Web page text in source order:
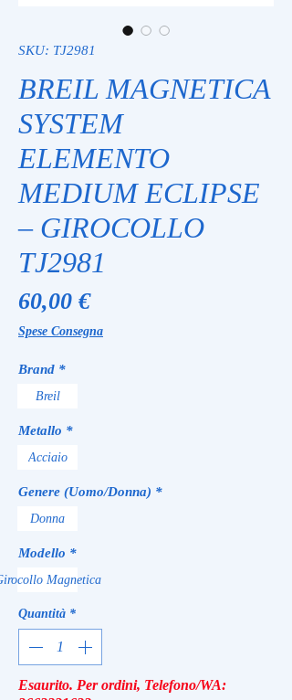
SKU: TJ2981
BREIL MAGNETICA
SYSTEM
ELEMENTO
MEDIUM ECLIPSE
– GIROCOLLO
TJ2981
60,00 €Prezzo
Spese Consegna
Brand *
Breil
Metallo *
Acciaio
Genere (Uomo/Donna) *
Donna
Modello *
Magnetica
Quantità *
Esaurito. Per ordini, Telefono/WA: